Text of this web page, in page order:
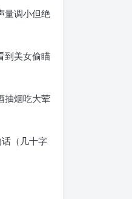
量调小但绝
到美女偷瞄
抽烟吃大荤
（几十字